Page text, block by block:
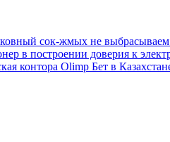
сок-жмых не
в построении доверия к
контора Olimp Бет в